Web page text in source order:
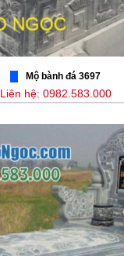
Mộ bành đá 3697
Liên hệ: 0982.583.000